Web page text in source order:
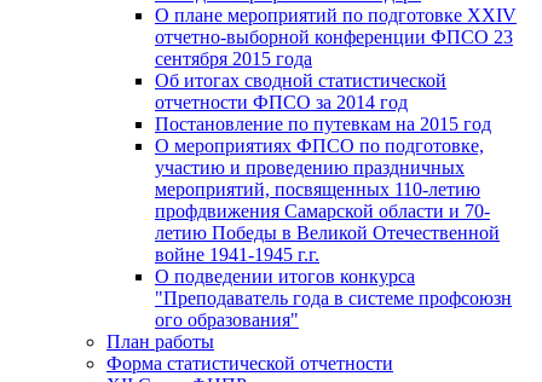
О плане мероприятий по подготовке XXIV
отчетно-выборной конференции ФПСО 23
сентября 2015 года
Об итогах сводной статистической
отчетности ФПСО за 2014 год
Постановление по путевкам на 2015 год
О мероприятиях ФПСО по подготовке,
участию и проведению праздничных
мероприятий, посвященных 110-летию
профдвижения Самарской области и 70-
летию Победы в Великой Отечественной
войне 1941-1945 г.г.
О подведении итогов конкурса
"Преподаватель года в системе профсоюзн
ого образования"
План работы
Форма статистической отчетности